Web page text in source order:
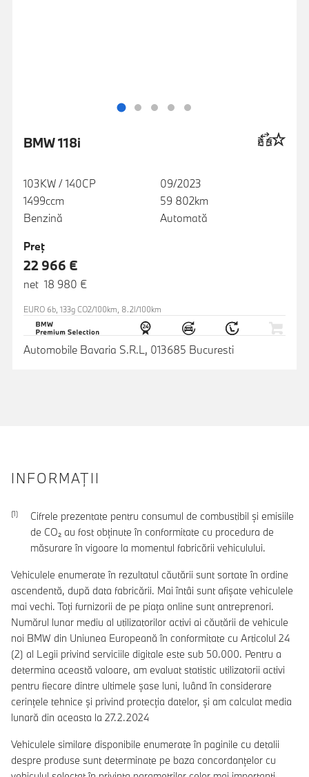
BMW 118i
103KW / 140CP
1499ccm
Benzină
09/2023
59 802km
Automată
Preţ
22 966 €
net 18 980 €
EURO 6b, 133g CO2/100km, 8.2l/100km
Automobile Bavaria S.R.L, 013685 Bucuresti
INFORMAŢII
Cifrele prezentate pentru consumul de combustibil şi emisiile
de CO₂ au fost obţinute în conformitate cu procedura de
măsurare în vigoare la momentul fabricării vehiculului.
Vehiculele enumerate în rezultatul căutării sunt sortate în ordine
ascendentă, după data fabricării. Mai întâi sunt afișate vehiculele
mai vechi. Toți furnizorii de pe piața online sunt antreprenori.
Numărul lunar mediu al utilizatorilor activi ai căutării de vehicule
noi BMW din Uniunea Europeană în conformitate cu Articolul 24
(2) al Legii privind serviciile digitale este sub 50.000. Pentru a
determina această valoare, am evaluat statistic utilizatorii activi
pentru fiecare dintre ultimele șase luni, luând în considerare
cerințele tehnice și privind protecția datelor, și am calculat media
lunară din aceasta la 27.2.2024
Vehiculele similare disponibile enumerate în paginile cu detalii
despre produse sunt determinate pe baza concordanțelor cu